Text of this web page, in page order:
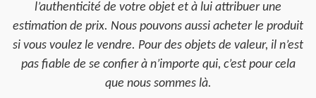
l’authenticité de votre objet et à lui attribuer une
estimation de prix. Nous pouvons aussi acheter le produit
si vous voulez le vendre. Pour des objets de valeur, il n’est
pas fiable de se confier à n’importe qui, c’est pour cela
que nous sommes là.